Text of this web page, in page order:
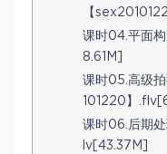
【
课时04.平面
8.61M]
课时05.高级
101220】
课时06.后期
lv[43.37M]